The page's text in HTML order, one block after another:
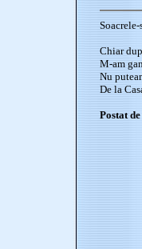
Chiar
M-am
Nu
De la
Postat